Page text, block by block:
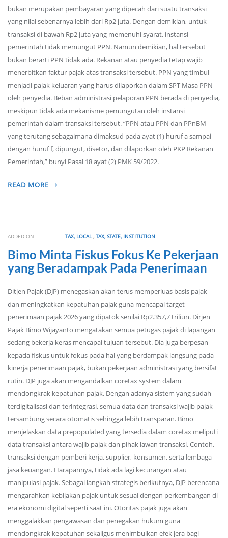
bukan merupakan pembayaran yang dipecah dari suatu transaksi
yang nilai sebenarnya lebih dari Rp2 juta. Dengan demikian, untuk
transaksi di bawah Rp2 juta yang memenuhi syarat, instansi
pemerintah tidak memungut PPN. Namun demikian, hal tersebut
bukan berarti PPN tidak ada. Rekanan atau penyedia tetap wajib
menerbitkan faktur pajak atas transaksi tersebut. PPN yang timbul
menjadi pajak keluaran yang harus dilaporkan dalam SPT Masa PPN
oleh penyedia. Beban administrasi pelaporan PPN berada di penyedia,
meskipun tidak ada mekanisme pemungutan oleh instansi
pemerintah dalam transaksi tersebut. “PPN atau PPN dan PPnBM
yang terutang sebagaimana dimaksud pada ayat (1) huruf a sampai
dengan huruf f, dipungut, disetor, dan dilaporkan oleh PKP Rekanan
Pemerintah,” bunyi Pasal 18 ayat (2) PMK 59/2022.
READ MORE
ADDED ON TAX, LOCAL,TAX, STATE, INSTITUTION
Bimo Minta Fiskus Fokus Ke Pekerjaan
yang Beradampak Pada Penerimaan
Ditjen Pajak (DJP) menegaskan akan terus memperluas basis pajak
dan meningkatkan kepatuhan pajak guna mencapai target
penerimaan pajak 2026 yang dipatok senilai Rp2.357,7 triliun. Dirjen
Pajak Bimo Wijayanto mengatakan semua petugas pajak di lapangan
sedang bekerja keras mencapai tujuan tersebut. Dia juga berpesan
kepada fiskus untuk fokus pada hal yang berdampak langsung pada
kinerja penerimaan pajak, bukan pekerjaan administrasi yang bersifat
rutin. DJP juga akan mengandalkan coretax system dalam
mendongkrak kepatuhan pajak. Dengan adanya sistem yang sudah
terdigitalisasi dan terintegrasi, semua data dan transaksi wajib pajak
tersambung secara otomatis sehingga lebih transparan. Bimo
menjelaskan data prepopulated yang tersedia dalam coretax meliputi
data transaksi antara wajib pajak dan pihak lawan transaksi. Contoh,
transaksi dengan pemberi kerja, supplier, konsumen, serta lembaga
jasa keuangan. Harapannya, tidak ada lagi kecurangan atau
manipulasi pajak. Sebagai langkah strategis berikutnya, DJP berencana
mengarahkan kebijakan pajak untuk sesuai dengan perkembangan di
era ekonomi digital seperti saat ini. Otoritas pajak juga akan
menggalakkan pengawasan dan penegakan hukum guna
mendongkrak kepatuhan sekaligus menimbulkan efek jera bagi